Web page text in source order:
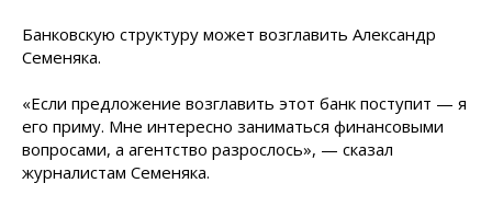
Банковскую структуру может возглавить Александр
Семеняка.
«Если предложение возглавить этот банк поступит — я
его приму. Мне интересно заниматься финансовыми
вопросами, а агентство разрослось», — сказал
журналистам Семеняка.